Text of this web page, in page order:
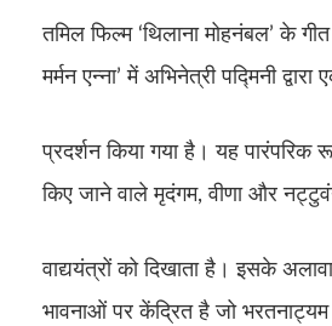
तमिल फिल्म ‘थिलाना मोहनंबल’ के
मर्मन एन्ना’ में अभिनेत्री पद्मिनी
प्रदर्शन किया गया है। यह पारंपरिक
किए जाने वाले मृदंगम, वीणा और
वाद्ययंत्रों को दिखाता है। इसके
भावनाओं पर केंद्रित है जो